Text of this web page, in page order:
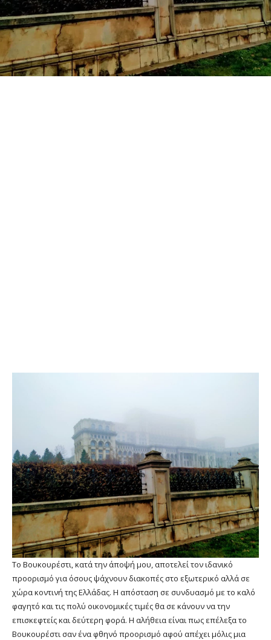
Το Βουκουρέστι, κατά την άποψή μου, αποτελεί τον ιδανικό
προορισμό για όσους ψάχνουν διακοπές στο εξωτερικό αλλά σε
χώρα κοντινή της Ελλάδας. Η απόσταση σε συνδυασμό με το καλό
φαγητό και τις πολύ οικονομικές τιμές θα σε κάνουν να την
επισκεφτείς και δεύτερη φορά. Η αλήθεια είναι πως επέλεξα το
Βουκουρέστι σαν ένα φθηνό προορισμό αφού απέχει μόλις μια